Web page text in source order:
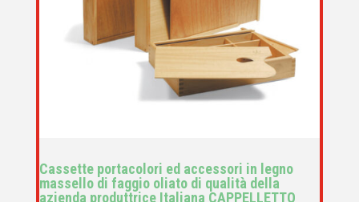
Cassette portacolori ed accessori in legno
massello di faggio oliato di qualità della
azienda produttrice Italiana CAPPELLETTO